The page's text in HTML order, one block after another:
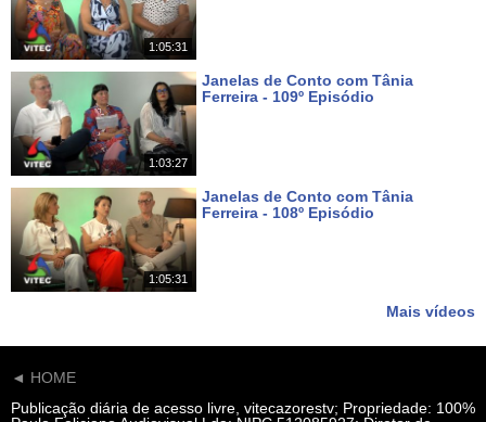
1:05:31
1:03:27
Janelas de Conto com Tânia
Ferreira - 109º Episódio
1:05:31
Janelas de Conto com Tânia
Ferreira - 108º Episódio
Mais vídeos
◄ HOME
Publicação diária de acesso livre, vitecazorestv; Propriedade: 100%